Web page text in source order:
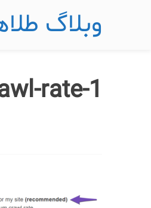
وبلاگ
rate-1